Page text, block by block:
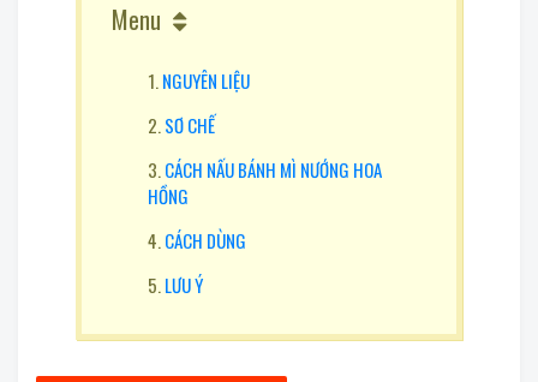
Menu
NGUYÊN LIỆU
SƠ CHẾ
CÁCH NẤU BÁNH MÌ NƯỚNG HOA
HỒNG
CÁCH DÙNG
LƯU Ý